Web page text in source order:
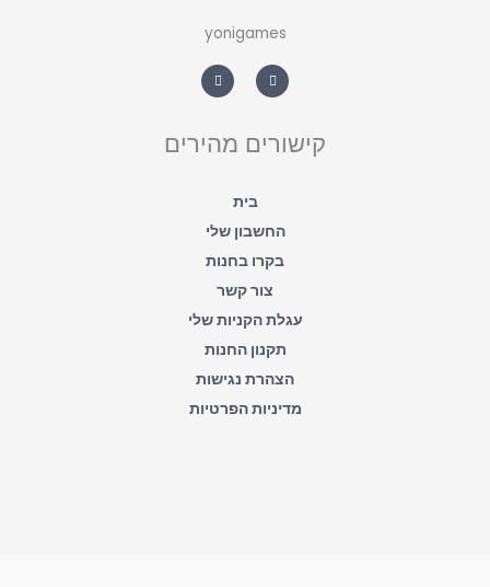
yonigames
a
c
e
o
h
a
t
p
p
קישורים מהירים
בית
החשבון שלי
בקרו בחנות
צור קשר
עגלת הקניות שלי
תקנון החנות
הצהרת נגישות
מדיניות הפרטיות